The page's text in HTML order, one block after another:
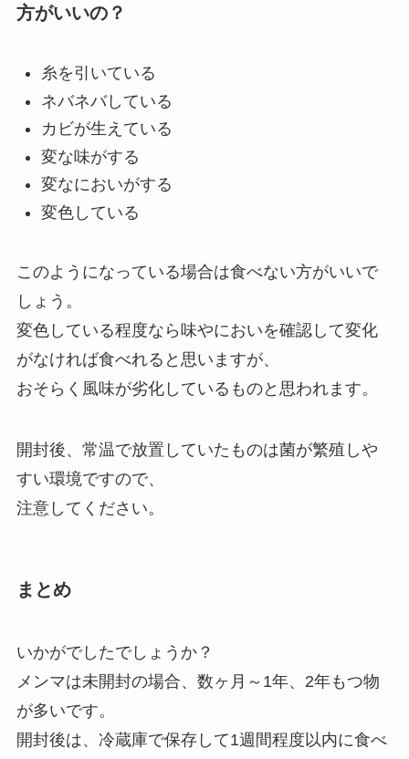
方がいいの？
糸を引いている
ネバネバしている
カビが生えている
変な味がする
変なにおいがする
変色している
このようになっている場合は食べない方がいいで
しょう。
変色している程度なら味やにおいを確認して変化
がなければ食べれると思いますが、
おそらく風味が劣化しているものと思われます。
開封後、常温で放置していたものは菌が繁殖しや
すい環境ですので、
注意してください。
まとめ
いかがでしたでしょうか？
メンマは未開封の場合、数ヶ月～1年、2年もつ物
が多いです。
開封後は、冷蔵庫で保存して1週間程度以内に食べ